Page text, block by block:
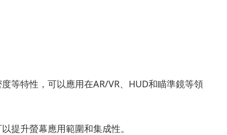
等特性，可以應用在AR/VR、HUD和瞄準鏡等領
提升螢幕應用範圍和集成性。